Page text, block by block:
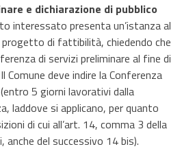
e dichiarazione di pubblico
interessato presenta un’istanza al
progetto di fattibilità, chiedendo che
di servizi preliminare al fine di
deve indire la Conferenza
5 giorni lavorativi dalla
laddove si applicano, per quanto
di cui all’art. 14, comma 3 della
anche del successivo 14 bis).